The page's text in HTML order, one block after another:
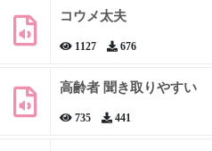
コウメ太夫
1127 676
高齢者 聞き取りやすい
735 441